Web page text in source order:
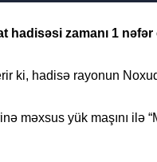
hadisəsi zamanı 1 nəfər
ki, hadisə rayonun
məxsus yük maşını ilə